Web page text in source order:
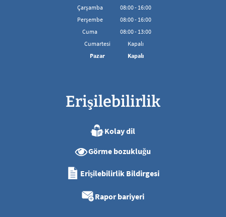
08:00'den 16:00'ya kadar
Çarşamba 08:00- 16:00
08:00'den 16:00'ya kadar
Perşembe 08:00- 16:00
08:00'den 16:00'ya kadar
Cuma 08:00- 13:00
08:00 - 13:00 arası
Cumartesi
Kapalı
Pazar
Kapalı
Erişilebilirlik
Kolay dil
Görme bozukluğu
Erişilebilirlik Bildirgesi
Rapor bariyeri